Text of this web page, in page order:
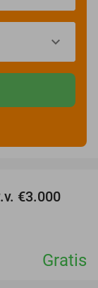
€3.000
Gratis